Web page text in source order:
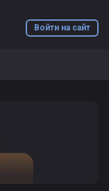
Войти на сайт